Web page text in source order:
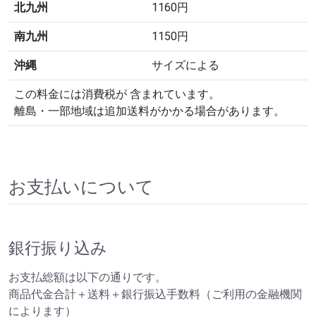
北九州 1160円
南九州 1150円
沖縄 サイズによる
この料金には消費税が 含まれています。
離島・一部地域は追加送料がかかる場合があります。
お支払いについて
銀行振り込み
お支払総額は以下の通りです。
商品代金合計＋送料＋銀行振込手数料（ご利用の金融機関
によります）